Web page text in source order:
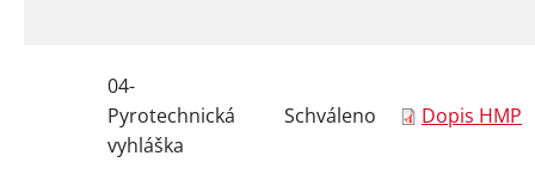
04-
Pyrotechnická
vyhláška
Schváleno Dopis HMP